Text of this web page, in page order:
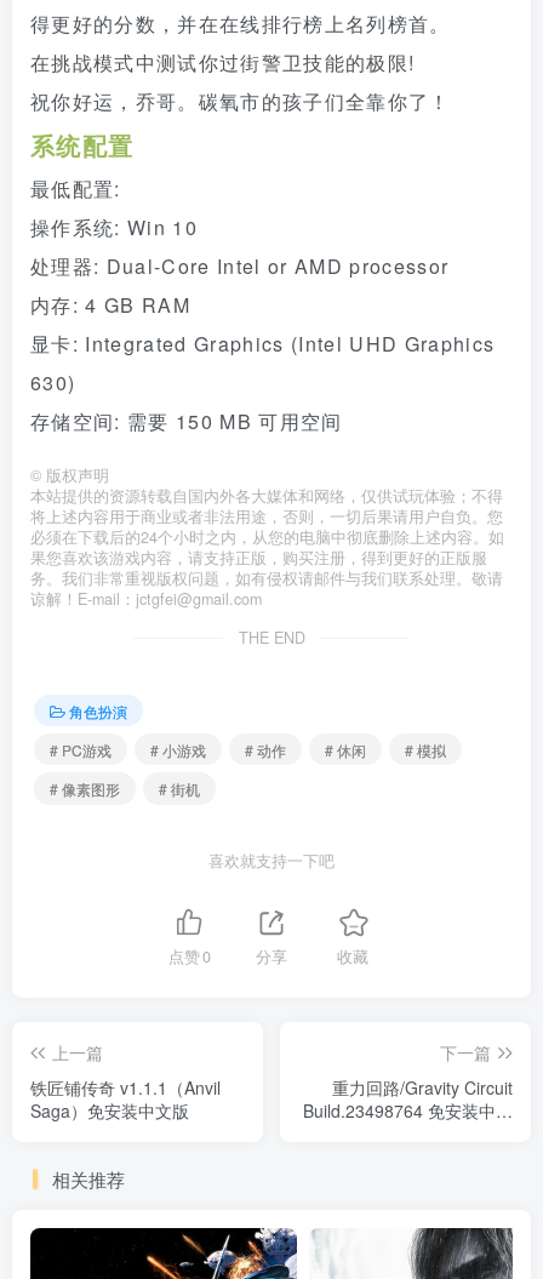
得更好的分数，并在在线排行榜上名列榜首。
在挑战模式中测试你过街警卫技能的极限!
祝你好运，乔哥。碳氧市的孩子们全靠你了！
系统配置
最低配置:
操作系统: Win 10
处理器: Dual-Core Intel or AMD processor
内存: 4 GB RAM
显卡: Integrated Graphics (Intel UHD Graphics
630)
存储空间: 需要 150 MB 可用空间
© 版权声明
本站提供的资源转载自国内外各大媒体和网络，仅供试玩体验；不得
将上述内容用于商业或者非法用途，否则，一切后果请用户自负。您
必须在下载后的24个小时之内，从您的电脑中彻底删除上述内容。如
果您喜欢该游戏内容，请支持正版，购买注册，得到更好的正版服
务。我们非常重视版权问题，如有侵权请邮件与我们联系处理。敬请
谅解！E-mail：jctgfei@gmail.com
THE END
角色扮演
# PC游戏
# 小游戏 # 动作 # 休闲
# 模拟
# 像素图形
# 街机
喜欢就支持一下吧
点赞0 分享 收藏
上一篇
铁匠铺传奇 v1.1.1（Anvil
Saga）免安装中文版
下一篇
重力回路/Gravity Circuit
Build.23498764 免安装中文
相关推荐